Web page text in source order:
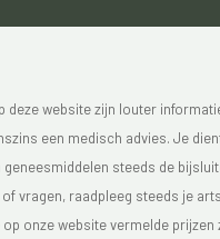
deze website zijn louter
een medisch advies. Je
geneesmiddelen steeds de
of vragen, raadpleeg steeds je
onze website vermelde prijzen